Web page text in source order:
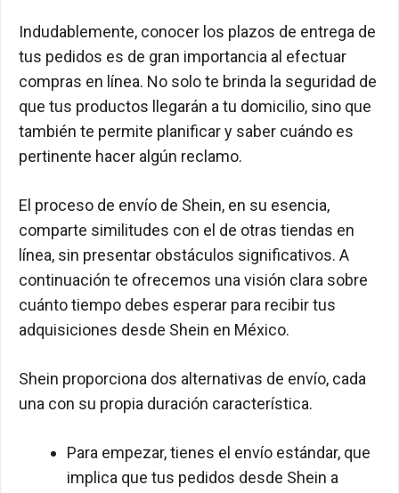
Indudablemente, conocer los plazos de entrega de
tus pedidos es de gran importancia al efectuar
compras en línea. No solo te brinda la seguridad de
que tus productos llegarán a tu domicilio, sino que
también te permite planificar y saber cuándo es
pertinente hacer algún reclamo.
El proceso de envío de Shein, en su esencia,
comparte similitudes con el de otras tiendas en
línea, sin presentar obstáculos significativos. A
continuación te ofrecemos una visión clara sobre
cuánto tiempo debes esperar para recibir tus
adquisiciones desde Shein en México.
Shein proporciona dos alternativas de envío, cada
una con su propia duración característica.
Para empezar, tienes el envío estándar, que
implica que tus pedidos desde Shein a